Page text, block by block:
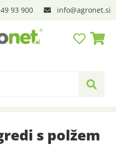
93 900 info agronet.si
s polžem